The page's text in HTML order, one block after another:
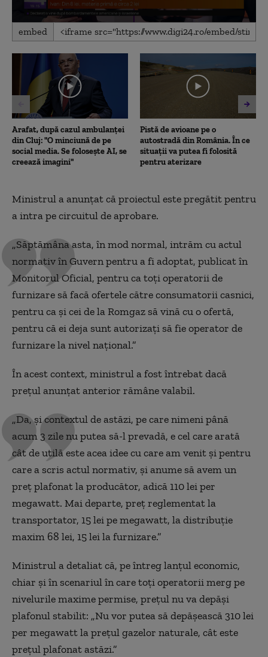
0
seconds
4
minutes,
seconds
embed
Arafat, după cazul ambulanței
din Cluj: "O minciună de pe
social media. Se folosește AI, se
creează imagini"
Pistă de avioane pe o
autostradă din România. În ce
situații va putea fi folosită
pentru aterizare
Ministrul a anunțat că proiectul este pregătit pentru
a intra pe circuitul de aprobare.
„Săptămâna asta, în mod normal, intrăm cu actul
normativ în Guvern pentru a fi adoptat, publicat în
Monitorul Oficial, pentru ca toți operatorii de
furnizare să facă ofertele către consumatorii casnici,
pentru ca și cei de la Romgaz să vină cu o ofertă,
pentru că ei deja sunt autorizați să fie operator de
furnizare la nivel național.”
În acest context, ministrul a fost întrebat dacă
prețul anunțat anterior rămâne valabil.
„Da, și contextul de astăzi, pe care nimeni până
acum 3 zile nu putea să-l prevadă, e cel care arată
cât de utilă este acea idee cu care am venit și pentru
care a scris actul normativ, și anume să avem un
preț plafonat la producător, adică 110 lei per
megawatt. Mai departe, preț reglementat la
transportator, 15 lei pe megawatt, la distribuție
maxim 68 lei, 15 lei la furnizare.”
Ministrul a detaliat că, pe întreg lanțul economic,
chiar și în scenariul în care toți operatorii merg pe
nivelurile maxime permise, prețul nu va depăși
plafonul stabilit: „Nu vor putea să depășească 310 lei
per megawatt la prețul gazelor naturale, cât este
prețul plafonat astăzi.”